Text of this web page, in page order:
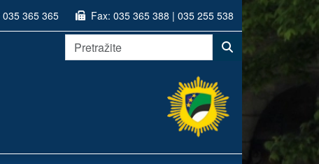
035 365 365 Fax: 035 365 388 | 035 255 538